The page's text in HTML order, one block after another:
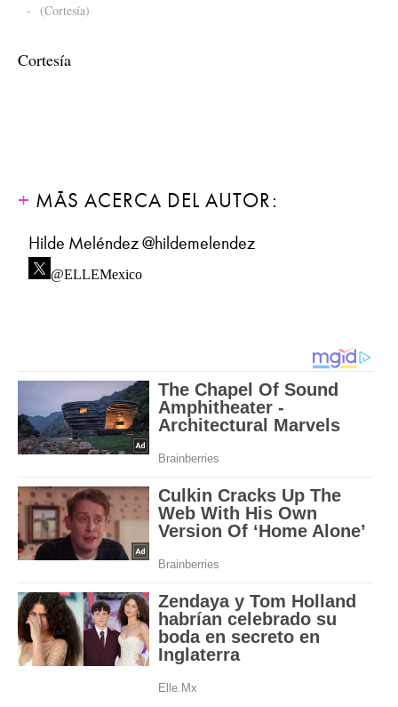
- (Cortesía)
Cortesía
MÁS ACERCA DEL AUTOR:
Hilde Meléndez @hildemelendez
@ELLEMexico